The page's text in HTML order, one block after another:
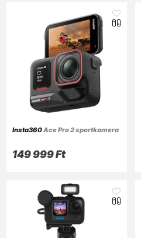
Insta360Ace Pro 2 sportkamera
149 999 Ft